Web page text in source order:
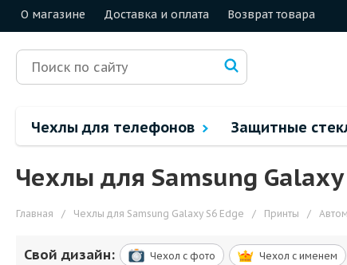
О магазине Доставка и оплата Возврат товара
Чехлы для телефонов Защитные
Чехлы для Samsung
Главная / Чехлы для Samsung Galaxy S6 Edge / Принты /
Свой дизайн: Чехол c фото Чехол c именем